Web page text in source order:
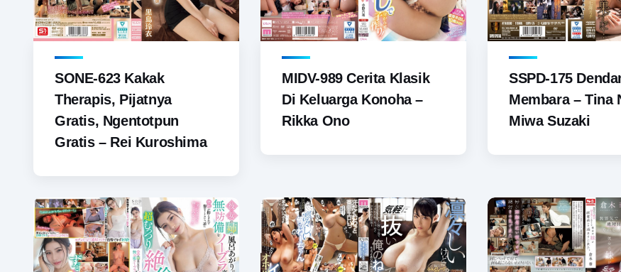
SONE-623 Kakak
Therapis, Pijatnya
Gratis, Ngentotpun
Gratis – Rei Kuroshima
MIDV-989 Cerita Klasik
Di Keluarga Konoha –
Rikka Ono
SSPD-175
Membara – Tina
Miwa Suzaki